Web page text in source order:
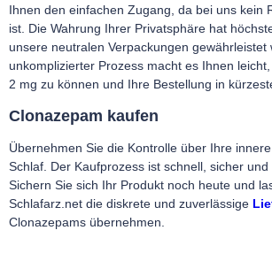
Ihnen den einfachen Zugang, da bei uns kein
ist. Die Wahrung Ihrer Privatsphäre hat
unsere neutralen Verpackungen gewährleistet
unkomplizierter Prozess macht es Ihnen
2 mg zu können und Ihre Bestellung in
Clonazepam kaufen
Übernehmen Sie die Kontrolle über Ihre
Schlaf. Der Kaufprozess ist schnell, sicher und
Sichern Sie sich Ihr Produkt noch heute und
Schlafarz.net die diskrete und zuverlässige
Clonazepams übernehmen.